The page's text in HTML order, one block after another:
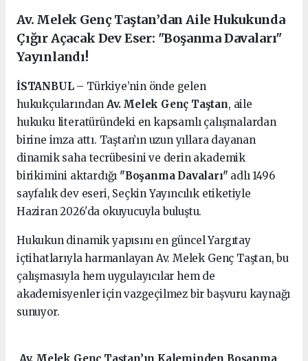
Av. Melek Genç Taştan’dan Aile Hukukunda
Çığır Açacak Dev Eser: "Boşanma Davaları"
Yayınlandı!
İSTANBUL– Türkiye’nin önde gelen
hukukçularından Av. Melek Genç Taştan, aile
hukuku literatüründeki en kapsamlı çalışmalardan
birine imza attı. Taştan’ın uzun yıllara dayanan
dinamik saha tecrübesini ve derin akademik
birikimini aktardığı "Boşanma Davaları" adlı 1496
sayfalık dev eseri, Seçkin Yayıncılık etiketiyle
Haziran 2026'da okuyucuyla buluştu.
Hukukun dinamik yapısını en güncel Yargıtay
içtihatlarıyla harmanlayan Av. Melek Genç Taştan, bu
çalışmasıyla hem uygulayıcılar hem de
akademisyenler için vazgeçilmez bir başvuru kaynağı
sunuyor.